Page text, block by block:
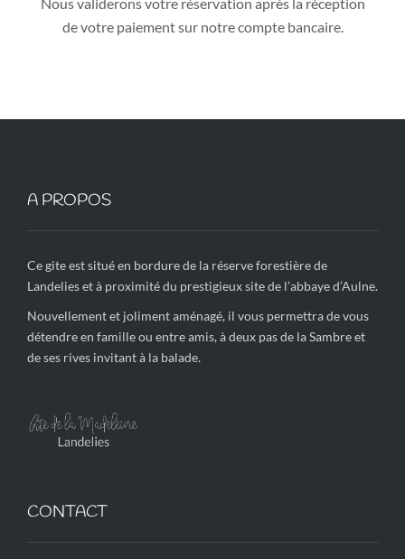
de votre paiement sur notre compte bancaire.
A PROPOS
Ce gite est situé en bordure de la réserve forestière de
Landelies et à proximité du prestigieux site de l’abbaye d’Aulne.
Nouvellement et joliment aménagé, il vous permettra de vous
détendre en famille ou entre amis, à deux pas de la Sambre et
de ses rives invitant à la balade.
CONTACT